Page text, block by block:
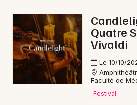
Quatre
Vivaldi
Le 10/10/
Faculté de
Festival